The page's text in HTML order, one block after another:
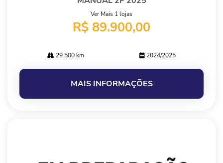
Ver Mais 1 lojas
R$ 89.900,00
29.500 km 2024/2025
MAIS INFORMAÇÕES